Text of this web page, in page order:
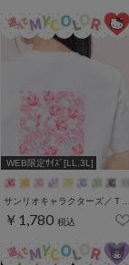
WEB限定ｻｲｽﾞ[LL,3L]
サンリオキャラクターズ／Ｔシャツ（お花かくれんぼ）
￥1,780 税込